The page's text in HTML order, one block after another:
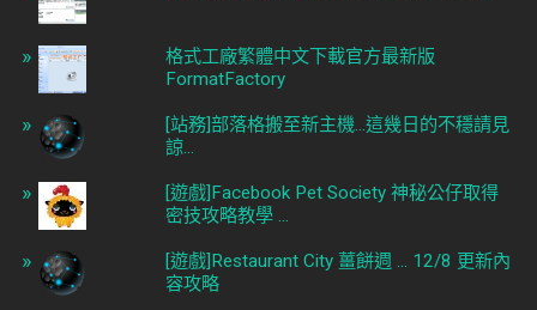
格式工廠繁體中文下載官方最新版
FormatFactory
[站務]部落格搬至新主機...這幾日的不穩請見
諒...
[遊戲]Facebook Pet Society 神秘公仔取得
密技攻略教學 ...
[遊戲]Restaurant City 薑餅週 ... 12/8 更新內
容攻略